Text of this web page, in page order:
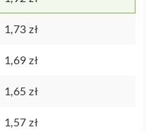
1,73zł
1,69zł
1,65zł
1,57zł